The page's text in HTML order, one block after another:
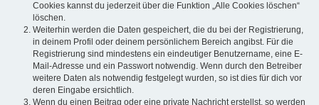
Cookies kannst du jederzeit über die Funktion „Alle Cookies löschen“
löschen.
Weiterhin werden die Daten gespeichert, die du bei der Registrierung,
in deinem Profil oder deinem persönlichem Bereich angibst. Für die
Registrierung sind mindestens ein eindeutiger Benutzername, eine E-
Mail-Adresse und ein Passwort notwendig. Wenn durch den Betreiber
weitere Daten als notwendig festgelegt wurden, so ist dies für dich vor
deren Eingabe ersichtlich.
Wenn du einen Beitrag oder eine private Nachricht erstellst, so werden